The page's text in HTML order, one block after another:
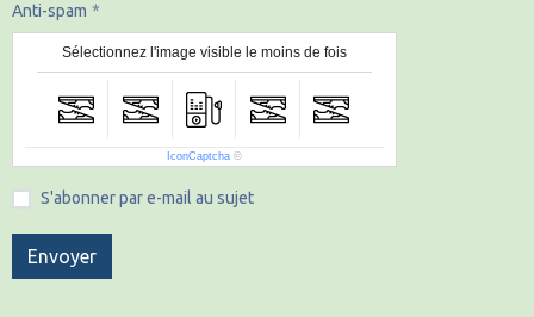
Anti-spam
Sélectionnez l'image visible le moins de fois
IconCaptcha ©
S'abonner par e-mail au sujet
Envoyer